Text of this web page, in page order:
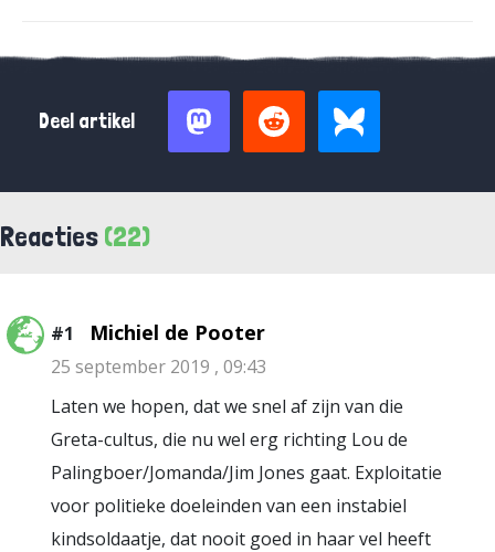
Deel artikel
Reacties (22)
#1 Michiel de Pooter
25 september 2019 , 09:43
Laten we hopen, dat we snel af zijn van die
Greta-cultus, die nu wel erg richting Lou de
Palingboer/Jomanda/Jim Jones gaat. Exploitatie
voor politieke doeleinden van een instabiel
kindsoldaatje, dat nooit goed in haar vel heeft